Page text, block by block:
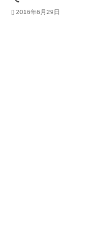
2016年6月29日